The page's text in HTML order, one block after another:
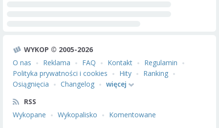
WYKOP © 2005-2026
O nas
Reklama FAQ Kontakt
Regulamin
Polityka prywatności i cookies
Hity
Ranking
Osiągnięcia
Changelog
więcej
RSS
Wykopane
Wykopalisko Komentowane